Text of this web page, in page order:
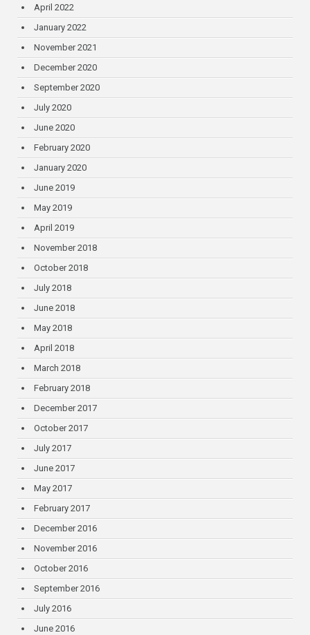
April 2022
January 2022
November 2021
December 2020
September 2020
July 2020
June 2020
February 2020
January 2020
June 2019
May 2019
April 2019
November 2018
October 2018
July 2018
June 2018
May 2018
April 2018
March 2018
February 2018
December 2017
October 2017
July 2017
June 2017
May 2017
February 2017
December 2016
November 2016
October 2016
September 2016
July 2016
June 2016